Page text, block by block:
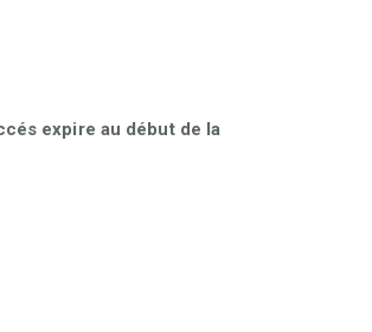
expire au début de la